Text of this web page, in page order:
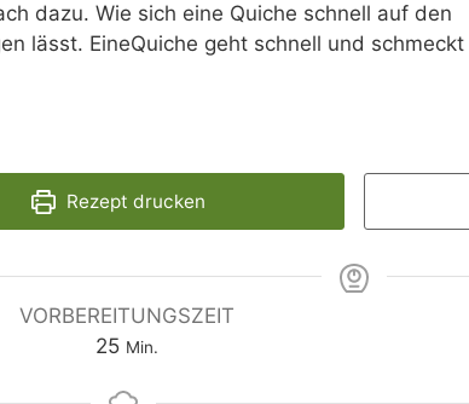
dazu. Wie sich eine Quiche schnell auf den
lässt. EineQuiche geht schnell und schmeckt
Rezept drucken
VORBEREITUNGSZEIT
25Minuten
Min.